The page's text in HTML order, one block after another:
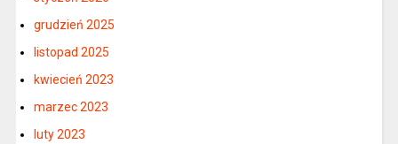
grudzień 2025
listopad 2025
kwiecień 2023
marzec 2023
luty 2023